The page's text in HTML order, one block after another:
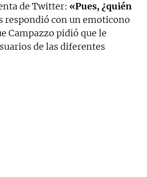
de Twitter: «Pues, ¿quién
respondió con un emoticono
Campazzo pidió que le
de las diferentes